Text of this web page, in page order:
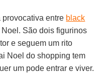
entre black
São dois figurinos
e seguem um rito
Noel do shopping tem
um pode entrar e viver.